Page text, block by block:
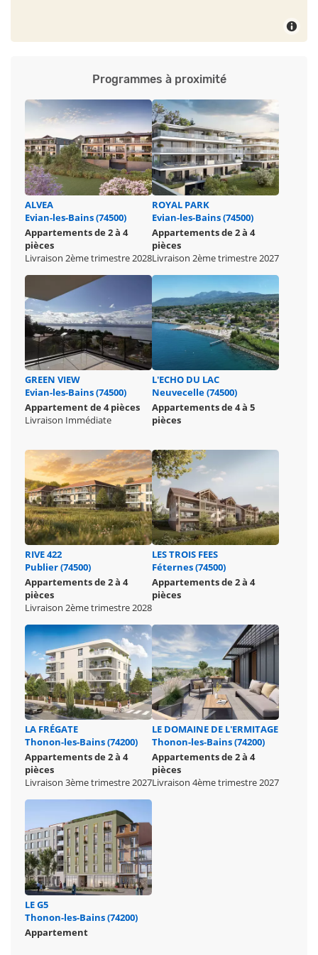
Programmes à proximité
ALVEA
Evian-les-Bains (74500)
Appartements de 2 à 4
pièces
Livraison 2ème trimestre 2028
ROYAL PARK
Evian-les-Bains (74500)
Appartements de 2 à 4
pièces
Livraison 2ème trimestre 2027
GREEN VIEW
Evian-les-Bains (74500)
Appartement de 4 pièces
Livraison Immédiate
L'ECHO DU LAC
Neuvecelle (74500)
Appartements de 4 à 5
pièces
RIVE 422
Publier (74500)
Appartements de 2 à 4
pièces
Livraison 2ème trimestre 2028
LES TROIS FEES
Féternes (74500)
Appartements de 2 à 4
pièces
LA FRÉGATE
Thonon-les-Bains (74200)
Appartements de 2 à 4
pièces
Livraison 3ème trimestre 2027
LE DOMAINE DE L'ERMITAGE
Thonon-les-Bains (74200)
Appartements de 2 à 4
pièces
Livraison 4ème trimestre 2027
LE G5
Thonon-les-Bains (74200)
Appartement